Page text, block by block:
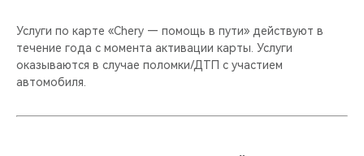
Услуги по карте «Chery — помощь в пути» действуют в
течение года с момента активации карты. Услуги
оказываются в случае поломки/ДТП с участием
автомобиля.